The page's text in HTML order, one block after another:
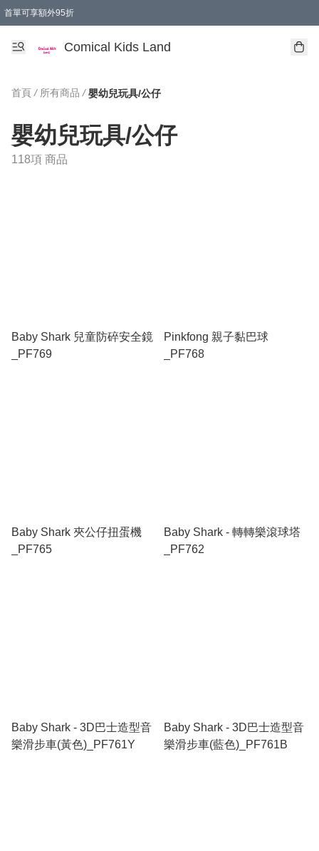
首單可享額外95折
Comical Kids Land
首頁 / 所有商品 / 嬰幼兒玩具/公仔
嬰幼兒玩具/公仔
118項 商品
Baby Shark 兒童防碎安全鏡
_PF769
Pinkfong 親子黏巴球
_PF768
Baby Shark 夾公仔扭蛋機
_PF765
Baby Shark - 轉轉樂滾球塔
_PF762
Baby Shark - 3D巴士造型音
樂滑步車(黃色)_PF761Y
Baby Shark - 3D巴士造型音
樂滑步車(藍色)_PF761B